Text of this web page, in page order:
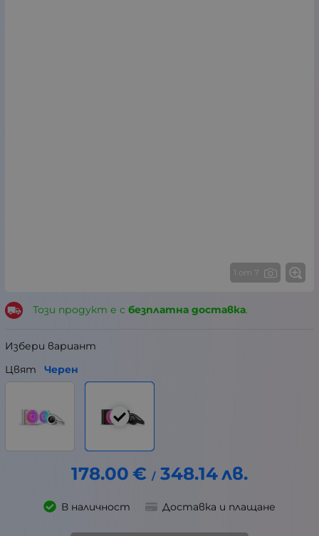
1 от 7
Този продукт е с безплатна доставка.
Избери вариант
Цвят
Черен
178.00 € / 348.14лв.
В наличност Доставка и плащане